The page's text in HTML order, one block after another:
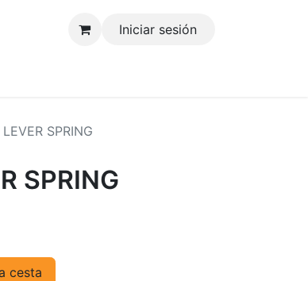
Iniciar sesión
SPRING
SPRING
cesta